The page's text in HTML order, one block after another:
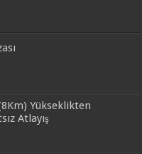
Yükseklikten
Atlayış